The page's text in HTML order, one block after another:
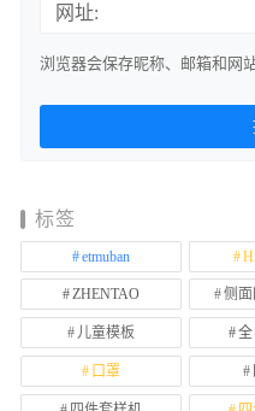
网址:
浏览器会保存昵称、邮箱和网
标签
etmuban
ZHENTAO 侧
儿童模板 全
口罩